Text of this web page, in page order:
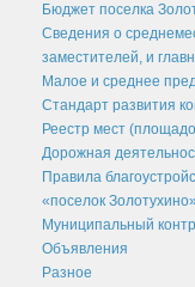
Бюджет поселка
Сведения о
заместителей, и
Малое и среднее
Стандарт развития
Реестр мест
Дорожная
Правила
«поселок Золотухино»
Муниципальный
Объявления
Разное